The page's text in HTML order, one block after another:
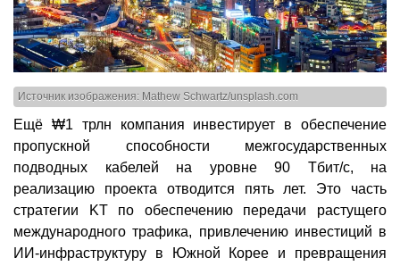
Источник изображения: Mathew Schwartz/unsplash.com
Ещё ₩1 трлн компания инвестирует в обеспечение
пропускной способности межгосударственных
подводных кабелей на уровне 90 Тбит/с, на
реализацию проекта отводится пять лет. Это часть
стратегии KT по обеспечению передачи растущего
международного трафика, привлечению инвестиций в
ИИ-инфраструктуру в Южной Корее и превращения